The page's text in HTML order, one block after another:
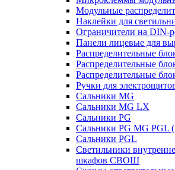
Модульные
Наклейки для
Ограничители на DIN-
Панели лицевые для
Распределительные
Распределительные
Распределительные
Ручки для
Сальники MG
Сальники MG LX
Сальники PG
Сальники PG MG PGL
Сальники PGL
Светильники
шкафов СВОШ